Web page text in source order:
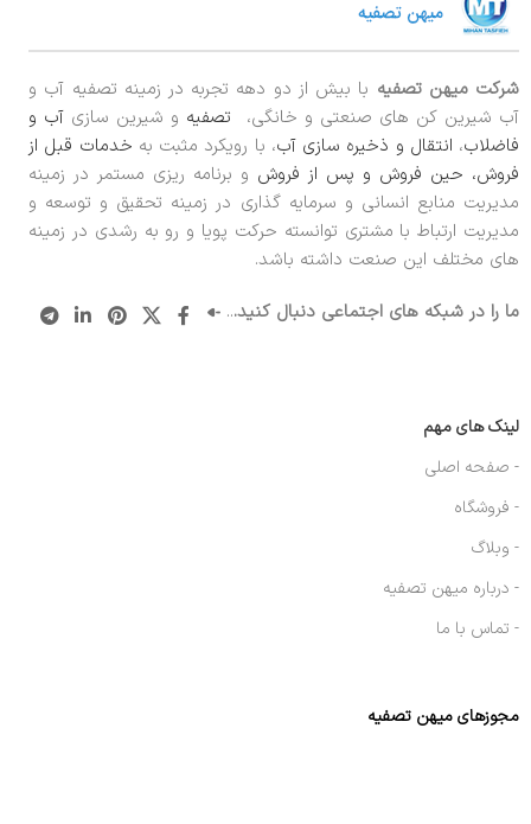
شرکت میهن تصفیه با بیش از دو دهه تجربه در زمینه تصفیه آب و
آب شیرین کن های صنعتی و خانگی،
تصفیه و شیرین سازی آب و
فاضلاب، انتقال و ذخیره سازی آب، با رویکرد مثبت به خدمات قبل از
فروش، حین فروش و پس از فروش و برنامه ریزی مستمر در زمینه
مدیریت منابع انسانی و سرمایه گذاری در زمینه تحقیق و توسعه و
مدیریت ارتباط با مشتری توانسته حرکت پویا و رو به رشدی در زمینه
های مختلف این صنعت داشته باشد.
ما را در شبکه های اجتماعی دنبال کنید...
لینک های مهم
- صفحه اصلی
- فروشگاه
- وبلاگ
- درباره میهن تصفیه
- تماس با ما
مجوزهای میهن تصفیه